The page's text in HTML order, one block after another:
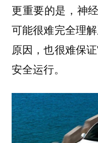
更重要的是，神
可能很难完全理
原因，也很难保
安全运行。